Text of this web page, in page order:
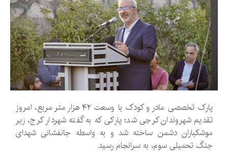
پارک تخصصی مادر و کودک با وسعت ۴۲ هزار متر مربع، امروز
تقدیم شهروندان کرجی شد؛ پارکی که به گفته شهردار کرج، زیر
موشکباران دشمن ساخته شد و به واسطه جانفشانی شهدای
جنگ تحمیلی سوم، به سرانجام رسید.